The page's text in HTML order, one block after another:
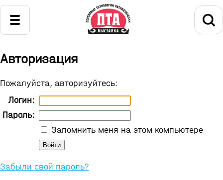
Авторизация
Пожалуйста, авторизуйтесь:
Логин:
Пароль:
Запомнить меня на этом компьютере
Забыли свой пароль?